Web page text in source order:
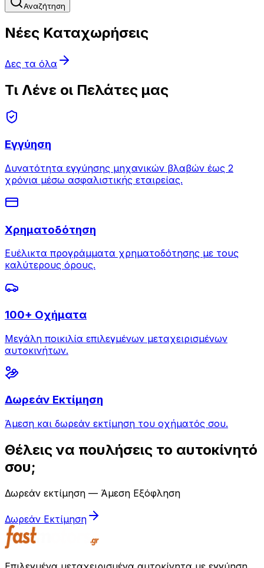
Αναζήτηση
Νέες Καταχωρήσεις
Δες τα όλα
Τι Λένε οι Πελάτες μας
Εγγύηση
Δυνατότητα εγγύησης μηχανικών βλαβών έως 2
χρόνια μέσω ασφαλιστικής εταιρείας.
Χρηματοδότηση
Ευέλικτα προγράμματα χρηματοδότησης με τους
καλύτερους όρους.
100+ Οχήματα
Μεγάλη ποικιλία επιλεγμένων μεταχειρισμένων
αυτοκινήτων.
Δωρεάν Εκτίμηση
Άμεση και δωρεάν εκτίμηση του οχήματός σου.
Θέλεις να πουλήσεις το αυτοκίνητό
σου;
Δωρεάν εκτίμηση — Άμεση Εξόφληση
Δωρεάν Εκτίμηση